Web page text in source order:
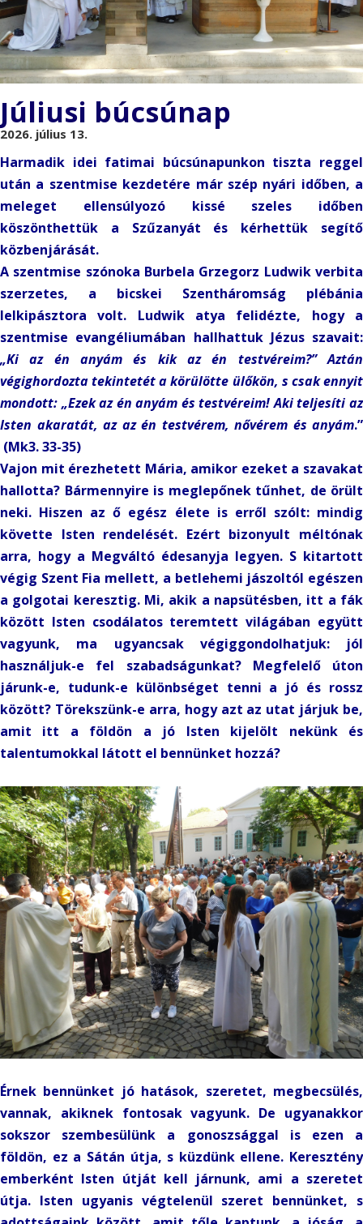
Júliusi búcsúnap
2026. július 13.
Harmadik idei fatimai búcsúnapunkon tiszta reggel
után a szentmise kezdetére már szép nyári időben, a
meleget ellensúlyozó kissé szeles időben
köszönthettük a Szűzanyát és kérhettük segítő
közbenjárását.
A szentmise szónoka Burbela Grzegorz Ludwik verbita
szerzetes, a bicskei Szentháromság plébánia
lelkipásztora volt. Ludwik atya felidézte, hogy a
szentmise evangéliumában hallhattuk Jézus szavait:
„Ki az én anyám és kik az én testvéreim?” Aztán
végighordozta tekintetét a körülötte ülőkön, s csak ennyit
mondott: „Ezek az én anyám és testvéreim! Aki teljesíti az
Isten akaratát, az az én testvérem, nővérem és anyám.”
(Mk3. 33-35)
Vajon mit érezhetett Mária, amikor ezeket a szavakat
hallotta? Bármennyire is meglepőnek tűnhet, de örült
neki. Hiszen az ő egész élete is erről szólt: mindig
követte Isten rendelését. Ezért bizonyult méltónak
arra, hogy a Megváltó édesanyja legyen. S kitartott
végig Szent Fia mellett, a betlehemi jászoltól egészen
a golgotai keresztig. Mi, akik a napsütésben, itt a fák
között Isten csodálatos teremtett világában együtt
vagyunk, ma ugyancsak végiggondolhatjuk: jól
használjuk-e fel szabadságunkat? Megfelelő úton
járunk-e, tudunk-e különbséget tenni a jó és rossz
között? Törekszünk-e arra, hogy azt az utat járjuk be,
amit itt a földön a jó Isten kijelölt nekünk és
talentumokkal látott el bennünket hozzá?
Érnek bennünket jó hatások, szeretet, megbecsülés,
vannak, akiknek fontosak vagyunk. De ugyanakkor
sokszor szembesülünk a gonoszsággal is ezen a
földön, ez a Sátán útja, s küzdünk ellene. Keresztény
emberként Isten útját kell járnunk, ami a szeretet
útja. Isten ugyanis végtelenül szeret bennünket, s